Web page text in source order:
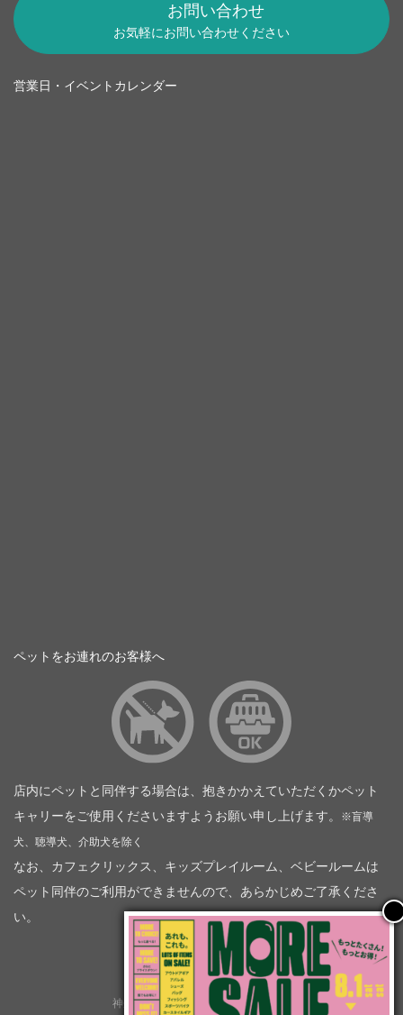
お問い合わせ
お気軽にお問い合わせください
営業日・イベントカレンダー
ペットをお連れのお客様へ
店内にペットと同伴する場合は、抱きかかえていただくかペット
キャリーをご使用くださいますようお願い申し上げます。
※盲導
犬、聴導犬、介助犬を除く
なお、カフェクリックス、キッズプレイルーム、ベビールームは
ペット同伴のご利用ができませんので、あらかじめご了承くださ
い。
神奈川トヨタ自動車（企業情報）